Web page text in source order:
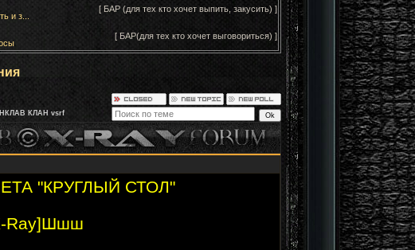
и з...
[ БАР (для тех кто хочет выпить, закусить) ]
[ БАР(для тех кто хочет выговориться) ]
КЛАН vsrf
"КРУГЛЫЙ СТОЛ"
Ray]Шшш